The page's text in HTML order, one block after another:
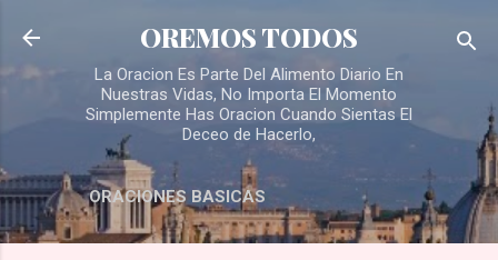
Skip to main content
OREMOS TODOS
La Oracion Es Parte Del Alimento Diario En
Nuestras Vidas, No Importa El Momento
Simplemente Has Oracion Cuando Sientas El
Deceo de Hacerlo,
ORACIONES BASICAS